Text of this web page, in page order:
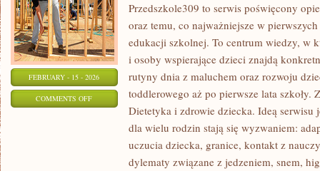
FEBRUARY - 15 - 2026
COMMENTS OFFON
CZYTELNICTWO
Przedszkole309 to serwis poświęcony
oraz temu, co najważniejsze w
edukacji szkolnej. To centrum wiedzy, w
i osoby wspierające dzieci znajdą
rutyny dnia z maluchem oraz rozwoju
toddlerowego aż po pierwsze lata szkoły.
Dietetyka i zdrowie dziecka. Ideą serwisu
dla wielu rodzin stają się wyzwaniem:
uczucia dziecka, granice, kontakt z
dylematy związane z jedzeniem, snem,